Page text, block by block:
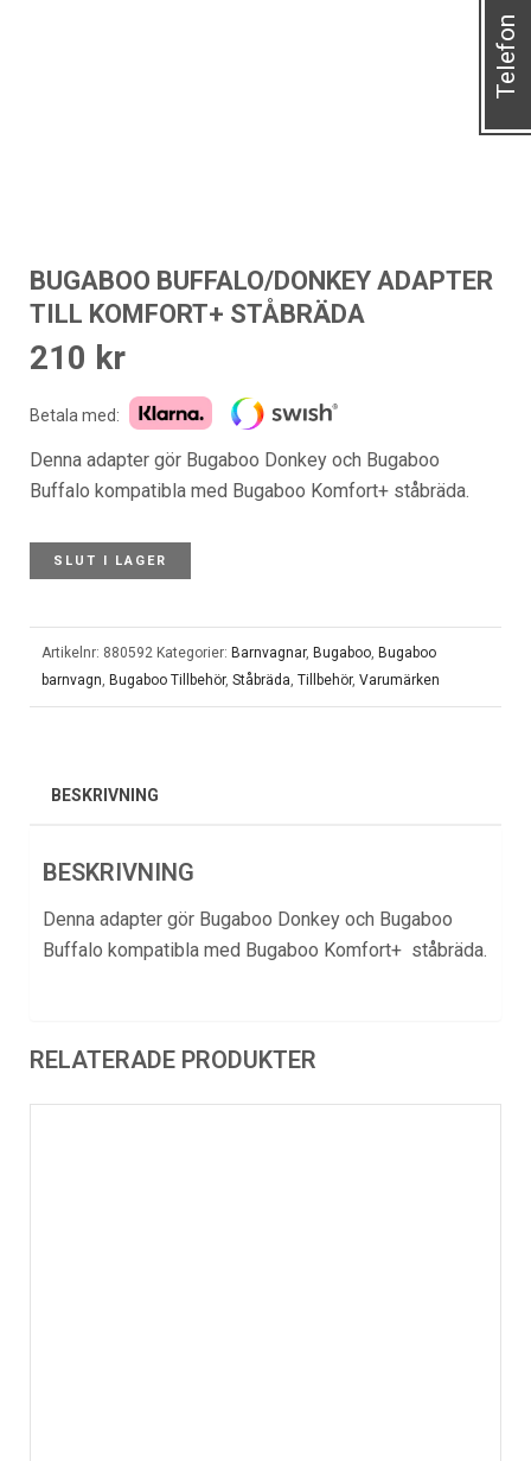
BUGABOO BUFFALO/DONKEY ADAPTER
TILL KOMFORT+ STÅBRÄDA
210 kr
Betala med:
Denna adapter gör Bugaboo Donkey och Bugaboo
Buffalo kompatibla med Bugaboo Komfort+ ståbräda.
SLUT I LAGER
Artikelnr: 880592 Kategorier: Barnvagnar, Bugaboo Bugaboo
barnvagn Bugaboo Tillbehör, Ståbräda Tillbehör, Varumärken
BESKRIVNING
BESKRIVNING
Denna adapter gör Bugaboo Donkey och Bugaboo
Buffalo kompatibla med Bugaboo Komfort+ ståbräda.
RELATERADE PRODUKTER
Telefon